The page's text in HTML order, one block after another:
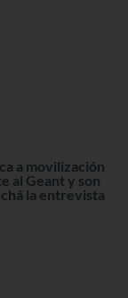
a movilización
al Geant y son
la entrevista